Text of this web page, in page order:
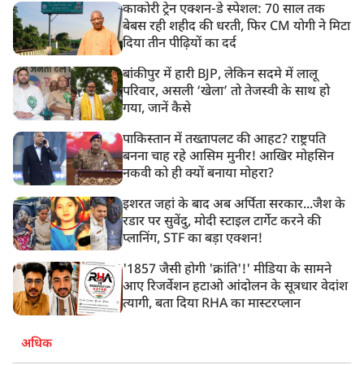
काकोरी ट्रेन एक्शन-डे स्पेशल: 70 साल तक
बेबस रही शहीद की धरती, फिर CM योगी ने मिटा
दिया तीन पीढ़ियों का दर्द
बांकीपुर में हारी BJP, लेकिन सदमे में लालू
परिवार, असली ‘खेला’ तो तेजस्वी के साथ हो
गया, जानें कैसे
पाकिस्तान में तख्तापलट की आहट? राष्ट्रपति
बनना चाह रहे आसिम मुनीर! आखिर मोहसिन
नकवी को ही क्यों बनाया मोहरा?
इशरत जहां के बाद अब अर्पिता सरकार...जैश के
रडार पर सुवेंदु, मोदी स्टाइल टार्गेट करने की
प्लानिंग, STF का बड़ा एक्शन!
'1857 जैसी होगी 'क्रांति'!' मीडिया के सामने
आए रिजर्वेशन हटाओ आंदोलन के सूत्रधार वेदांश
त्यागी, बता दिया RHA का मास्टरप्लान
अधिक